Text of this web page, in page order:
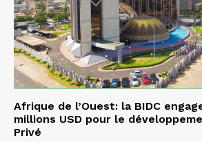
Afrique de l’Ouest: la BIDC
millions USD pour le
Privé